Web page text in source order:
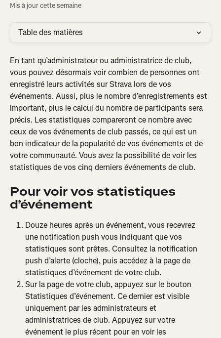
Mis à jour cette semaine
Table des matières
En tant qu’administrateur ou administratrice de club,
vous pouvez désormais voir combien de personnes ont
enregistré leurs activités sur Strava lors de vos
événements. Aussi, plus le nombre d’enregistrements est
important, plus le calcul du nombre de participants sera
précis. Les statistiques compareront ce nombre avec
ceux de vos événements de club passés, ce qui est un
bon indicateur de la popularité de vos événements et de
votre communauté. Vous avez la possibilité de voir les
statistiques de vos cinq derniers événements de club.
Pour voir vos statistiques
d’événement
Douze heures après un événement, vous recevrez
une notification push vous indiquant que vos
statistiques sont prêtes. Consultez la notification
push d’alerte (cloche), puis accédez à la page de
statistiques d’événement de votre club.
Sur la page de votre club, appuyez sur le bouton
Statistiques d’événement. Ce dernier est visible
uniquement par les administrateurs et
administratrices de club. Appuyez sur votre
événement le plus récent pour en voir les